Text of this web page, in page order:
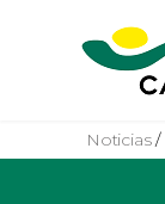
Noticias/